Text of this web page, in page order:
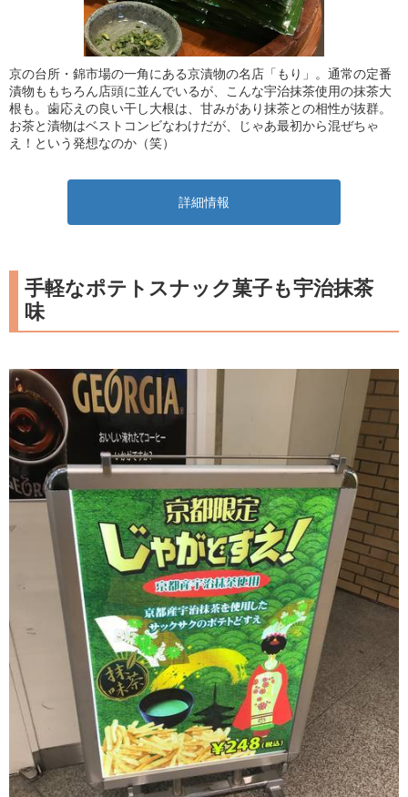
京の台所・錦市場の一角にある京漬物の名店「もり」。通常の定番
漬物ももちろん店頭に並んでいるが、こんな宇治抹茶使用の抹茶大
根も。歯応えの良い干し大根は、甘みがあり抹茶との相性が抜群。
お茶と漬物はベストコンビなわけだが、じゃあ最初から混ぜちゃ
え！という発想なのか（笑）
詳細情報
手軽なポテトスナック菓子も宇治抹茶
味